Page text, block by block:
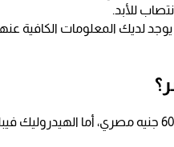
للأبد.
لديك المعلومات الكافية